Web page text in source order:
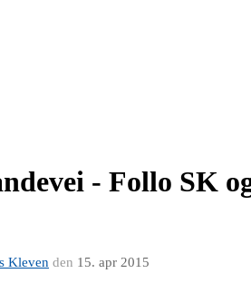
- Follo SK
Kleven den 15. apr 2015